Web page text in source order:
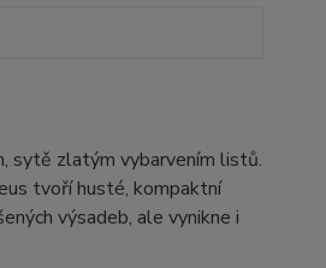
sytě zlatým vybarvením listů.
tvoří husté, kompaktní
výsadeb, ale vynikne i